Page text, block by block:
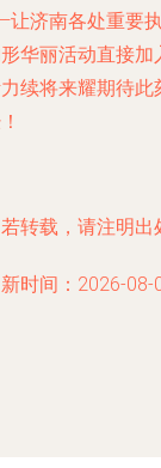
济南各处重要
华丽活动直接
续将来耀期待
转载，请注明
时间：2026-08-